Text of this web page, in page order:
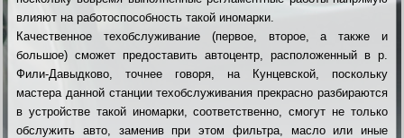
влияют на работоспособность такой иномарки.
Качественное техобслуживание (первое, второе, а также и
большое) сможет предоставить автоцентр, расположенный в р.
Фили-Давыдково, точнее говоря, на Кунцевской, поскольку
мастера данной станции техобслуживания прекрасно разбираются
в устройстве такой иномарки, соответственно, смогут не только
обслужить авто, заменив при этом фильтра, масло или иные